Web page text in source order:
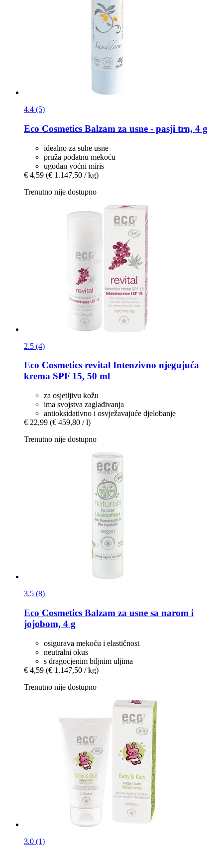
4.4 (5)
Eco Cosmetics Balzam za usne -​ pasji trn, 4 g
idealno za suhe usne
pruža podatnu mekoću
ugodan voćni miris
€ 4,59 (€ 1.147,50 / kg)
Trenutno nije dostupno
2.5 (4)
Eco Cosmetics revital Intenzivno njegujuća
krema SPF 15, 50 ml
za osjetljivu kožu
ima svojstva zaglađivanja
antioksidativno i osvježavajuće djelobanje
€ 22,99 (€ 459,80 / l)
Trenutno nije dostupno
3.5 (8)
Eco Cosmetics Balzam za usne sa narom i
jojobom, 4 g
osigurava mekoću i elastičnost
neutralni okus
s dragocjenim biljnim uljima
€ 4,59 (€ 1.147,50 / kg)
Trenutno nije dostupno
3.0 (1)